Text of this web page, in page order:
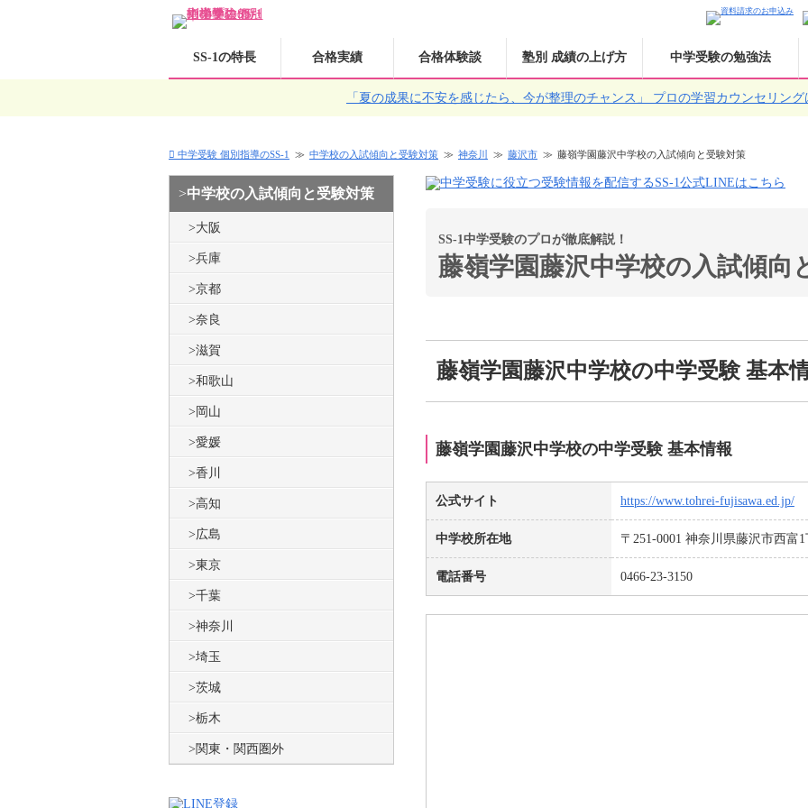
SS-1の特長 合格実績 合格体験談 塾別 成績の上げ方 中学受験の勉強法
「夏の成果に不安を感じたら、今が整理のチャンス」 プロの学習カウンセリング
中学受験 個別指導のSS-1 中学校の入試傾向と受験対策 神奈川 藤沢市 藤嶺学園藤沢中学校の入試傾向と受験対策
SS-1中学受験のプロが徹底解説！
藤嶺学園藤沢中学校の入試傾向
藤嶺学園藤沢中学校の中学受験 基本
藤嶺学園藤沢中学校の中学受験 基本情報
公式サイト https://www.tohrei-fujisawa.ed.jp/
中学校所在地 〒251-0001 神奈川県藤沢市西富1
電話番号 0466-23-3150
中学校の入試傾向と受験対策
大阪
兵庫
京都
奈良
滋賀
和歌山
岡山
愛媛
香川
高知
広島
東京
千葉
神奈川
埼玉
茨城
栃木
関東・関西圏外